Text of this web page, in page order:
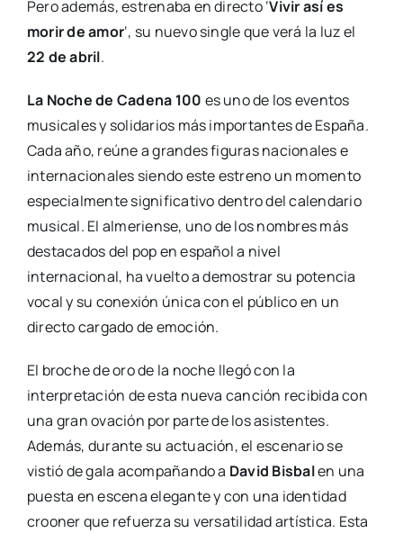
Pero además, estrenaba en directo ‘Vivir así es
morir de amor‘, su nuevo single que verá la luz el
22 de abril.
La Noche de Cadena 100 es uno de los eventos
musicales y solidarios más importantes de España.
Cada año, reúne a grandes figuras nacionales e
internacionales siendo este estreno un momento
especialmente significativo dentro del calendario
musical. El almeriense, uno de los nombres más
destacados del pop en español a nivel
internacional, ha vuelto a demostrar su potencia
vocal y su conexión única con el público en un
directo cargado de emoción.
El broche de oro de la noche llegó con la
interpretación de esta nueva canción recibida con
una gran ovación por parte de los asistentes.
Además, durante su actuación, el escenario se
vistió de gala acompañando a David Bisbalen una
puesta en escena elegante y con una identidad
crooner que refuerza su versatilidad artística. Esta